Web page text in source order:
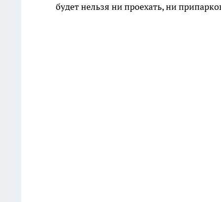
будет нельзя ни проехать, ни